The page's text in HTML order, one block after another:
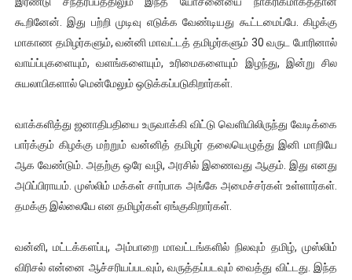
கூறினேன். இது­ பற்றி முடிவு எடுக்க வேண்­டி­யது கூட்­ட­மைப்பே. கிழக்கு
மாகாண தமி­ழர்­களும், வன்னி மாவட்டத் தமி­ழர்­களும் 30 வருட போரினால்
வாய்ப்­பு­க­ளையும், வளங்­க­ளையும், உரி­மை­க­ளையும் இழந்து, இன்று சில
சுய­லா­பி­க­ளால் மென்­மேலும் ஒடுக்­கப்­ப­டு­கி­றார்கள்.
வாக்­க­ளித்து ஜனா­தி­ப­தியை உரு­வாக்கி விட்டு வெளியிலிருந்து வேடிக்கை
பார்க்கும் கிழக்கு மற்றும் வன்னித் தமிழர் தலை­யெ­ழுத்து இனி மாறியே
ஆக­ வேண்டும். அதற்கு ஒரே வழி, அரசில் இணை­வது ஆகும். இது எனது
அபிப்­பி­ராயம். முஸ்லிம் மக்கள் சார்­பாக அங்கே அமைச்­சர்கள் உள்­ளார்கள்.
தமக்கு இல்­லையே என தமி­ழர்கள் ஏங்­கு­கி­றார்கள்.
வன்னி, மட்­டக்­க­ளப்பு, அம்­பாறை மாவட்­டங்­களில் நிலவும் தமிழ், முஸ்லிம்
விரிசல் என்னை ஆச்­ச­ரி­யப்­ப­டவும், வருத்­தப்­ப­டவும் வைத்து விட்­டது. இந்த